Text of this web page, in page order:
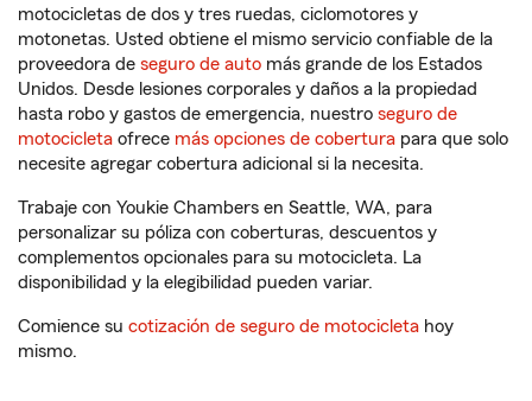
motocicletas de dos y tres ruedas, ciclomotores y
motonetas. Usted obtiene el mismo servicio confiable de la
proveedora de seguro de auto más grande de los Estados
Unidos. Desde lesiones corporales y daños a la propiedad
hasta robo y gastos de emergencia, nuestro seguro de
motocicleta ofrece más opciones de cobertura para que solo
necesite agregar cobertura adicional si la necesita.
Trabaje con Youkie Chambers en Seattle, WA, para
personalizar su póliza con coberturas, descuentos y
complementos opcionales para su motocicleta. La
disponibilidad y la elegibilidad pueden variar.
Comience su cotización de seguro de motocicleta hoy
mismo.